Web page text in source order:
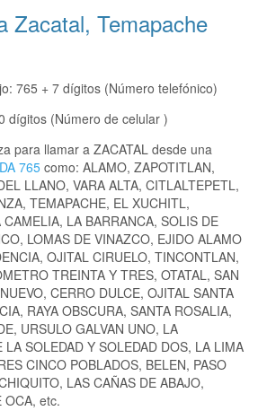
Zacatal, Temapache
765 + 7 dígitos (Número telefónico)
dígitos (Número de celular )
para llamar a ZACATAL desde una
765 como: ALAMO, ZAPOTITLAN,
LLANO, VARA ALTA, CITLALTEPETL,
TEMAPACHE, EL XUCHITL,
LA BARRANCA, SOLIS DE
LOMAS DE VINAZCO, EJIDO ALAMO
OJITAL CIRUELO, TINCONTLAN,
TREINTA Y TRES, OTATAL, SAN
CERRO DULCE, OJITAL SANTA
RAYA OBSCURA, SANTA ROSALIA,
URSULO GALVAN UNO, LA
LA SOLEDAD Y SOLEDAD DOS, LA LIMA
CINCO POBLADOS, BELEN, PASO
LAS CAÑAS DE ABAJO,
OCA, etc.